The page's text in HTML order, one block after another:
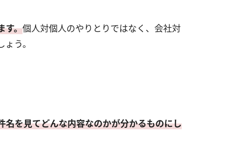
す。個人対個人のやりとりではなく、会社対
う。
名を見てどんな内容なのかが分かるものにし